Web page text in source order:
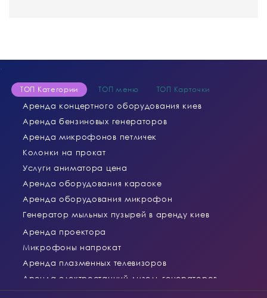
.
ТОП Категории ТОП меню ТОП Карточки
Аренда концертного оборудования киев
Аренда бензиновых генераторов
Аренда микрофонов петличек
Колонки на прокат
Услуги аниматора цена
Аренда оборудования караоке
Аренда оборудования микрофон
Генератор мыльных пузырей в аренду киев
Аренда проектора
Микрофоны напрокат
Аренда плазменных телевизоров
Аренда электростанций дизель генераторов
Аренда звукового оборудования в киеве